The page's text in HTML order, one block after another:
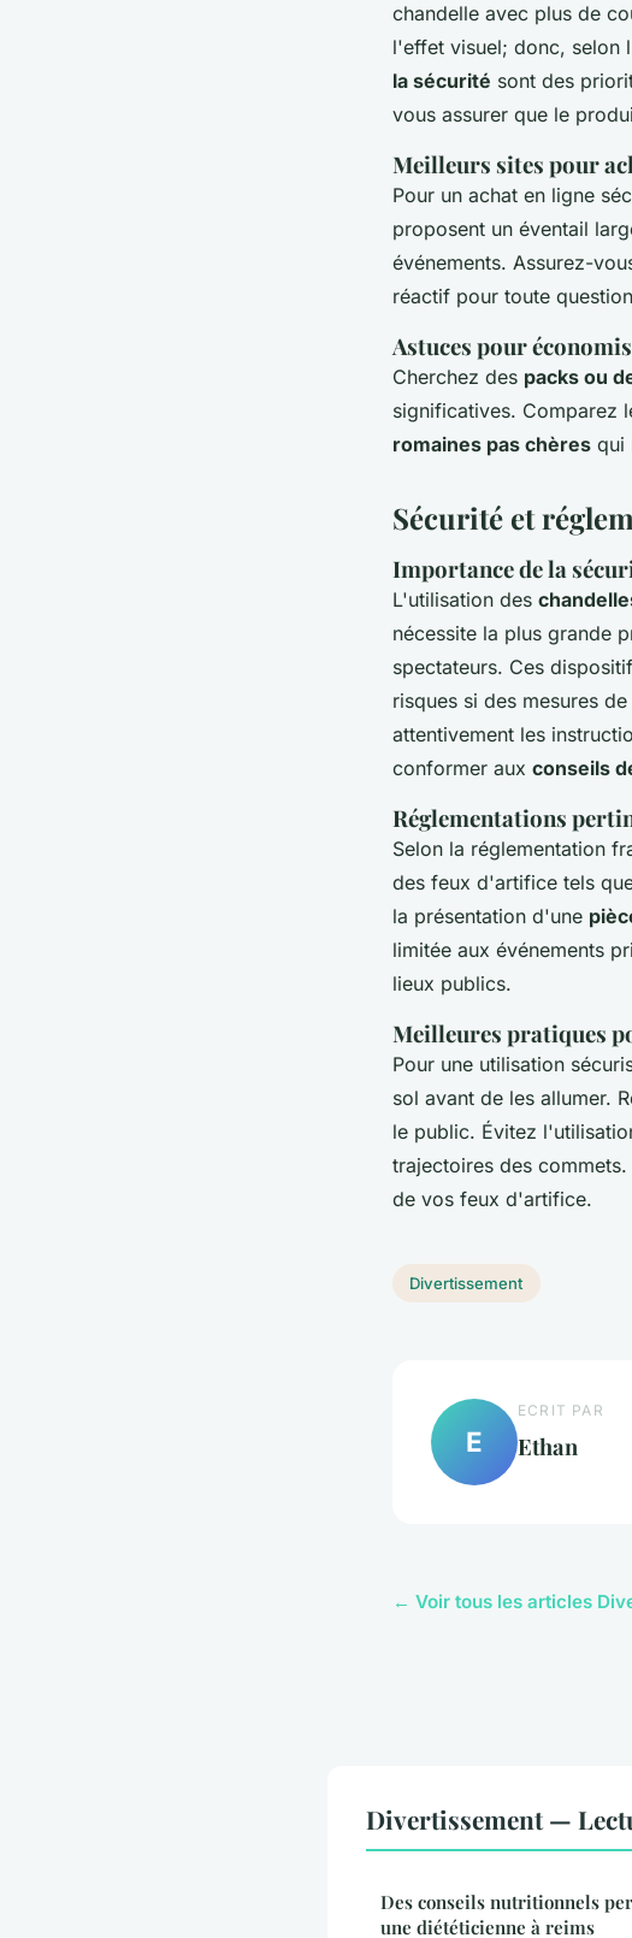
chandelle avec plus de
l'effet visuel; donc, selon
la sécurité sont des
vous assurer que le
Meilleurs sites pour
Pour un achat en ligne
proposent un éventail
événements. Assurez-
réactif pour toute
Astuces pour
Cherchez des packs ou
significatives. Comparez
romaines pas chères qui
Sécurité et
Importance de la
L'utilisation des
nécessite la plus grande
spectateurs. Ces
risques si des mesures
attentivement les
conformer aux conseils
Réglementations
Selon la réglementation
des feux d'artifice tels
la présentation d'une
limitée aux événements
lieux publics.
Meilleures pratiques
Pour une utilisation
sol avant de les allumer.
le public. Évitez
trajectoires des
de vos feux d'artifice.
Divertissement
E
ECRIT PAR
Ethan
← Voir tous les articles
Divertissement —
Des conseils nutritionnels
une diététicienne à reims